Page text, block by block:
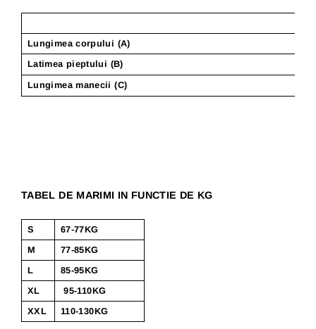
Lungimea corpului (A)
Latimea pieptului (B)
Lungimea manecii (C)
TABEL DE MARIMI IN FUNCTIE DE KG
S
67-77KG
M
77-85KG
L
85-95KG
XL
95-110KG
XXL
110-130KG